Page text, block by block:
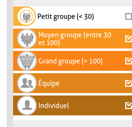
Petit groupe (< 30)
Moyen groupe (entre 30
et 100)
Grand groupe (> 100)
Équipe
Individuel